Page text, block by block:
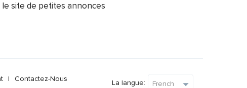
site de petites annonces
|
Contactez-Nous
La langue: